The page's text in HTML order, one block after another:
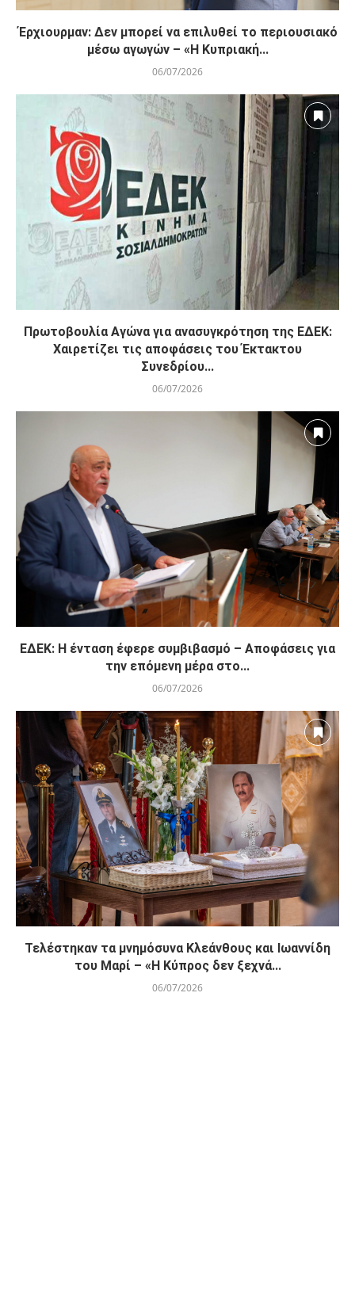
Έρχιουρμαν: Δεν μπορεί να επιλυθεί το περιουσιακό
μέσω αγωγών – «Η Κυπριακή...
06/07/2026
Πρωτοβουλία Αγώνα για ανασυγκρότηση της ΕΔΕΚ:
Χαιρετίζει τις αποφάσεις του Έκτακτου
Συνεδρίου...
06/07/2026
ΕΔΕΚ: Η ένταση έφερε συμβιβασμό – Αποφάσεις για
την επόμενη μέρα στο...
06/07/2026
Τελέστηκαν τα μνημόσυνα Κλεάνθους και Ιωαννίδη
του Μαρί – «Η Κύπρος δεν ξεχνά...
06/07/2026